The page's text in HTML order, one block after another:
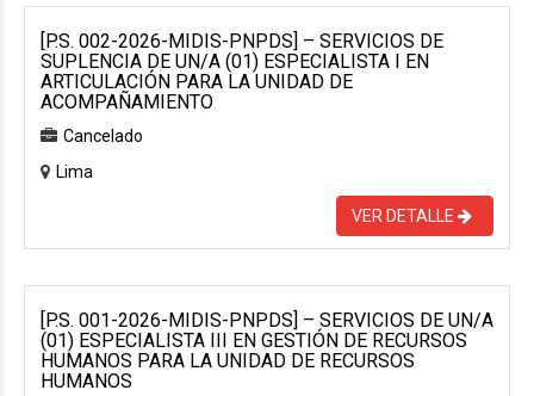
[P.S. 002-2026-MIDIS-PNPDS] – SERVICIOS DE
SUPLENCIA DE UN/A (01) ESPECIALISTA I EN
ARTICULACIÓN PARA LA UNIDAD DE
ACOMPAÑAMIENTO
Cancelado
Lima
VER DETALLE
[P.S. 001-2026-MIDIS-PNPDS] – SERVICIOS DE UN/A
(01) ESPECIALISTA III EN GESTIÓN DE RECURSOS
HUMANOS PARA LA UNIDAD DE RECURSOS
HUMANOS